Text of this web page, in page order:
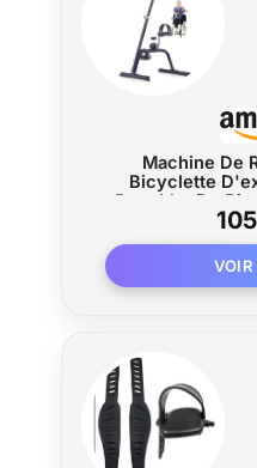
lecture du pouls lors
grande intensité
incluse).
Machine De
Bicyclette
Portable, De
D'espaces,
Réadaptation
Pour Les